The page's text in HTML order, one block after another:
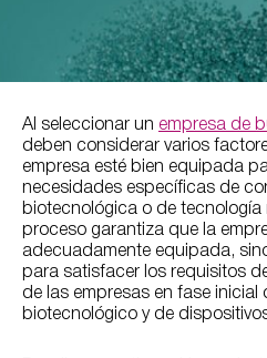
Al seleccionar un empresa de
deben considerar varios
empresa esté bien equipada
necesidades específicas de
biotecnológica o de tecnología
proceso garantiza que la
adecuadamente equipada,
para satisfacer los requisitos
de las empresas en fase inicial
biotecnológico y de